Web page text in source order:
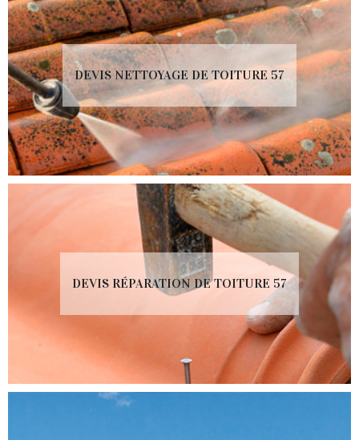
DEVIS NETTOYAGE DE TOITURE 57
DEVIS RÉPARATION DE TOITURE 57